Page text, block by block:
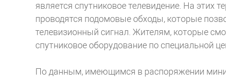
является спутниковое телевидение. На этих
проводятся подомовые обходы, которые
телевизионный сигнал. Жителям, которые
спутниковое оборудование по специальной
По данным, имеющимся в распоряжении